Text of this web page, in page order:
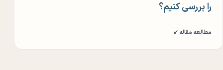
را بررسی کنیم؟
مطالعه مقاله ↙